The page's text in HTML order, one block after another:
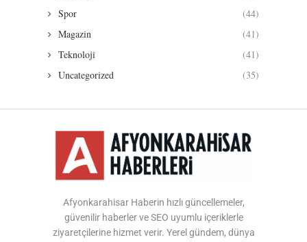
Spor
(44)
Magazin
(41)
Teknoloji
(41)
Uncategorized
(35)
Afyonkarahisar Haberin hızlı güncellemeler,
güvenilir haberler ve SEO uyumlu içeriklerle
ziyaretçilerine hizmet verir. Yerel gündem, dünya